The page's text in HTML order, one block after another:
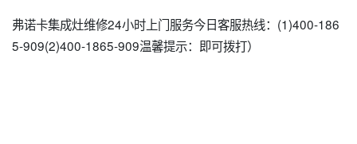
弗诺卡集成灶维修24小时上门服务今日客服热线：(1)400-186
5-909(2)400-1865-909温馨提示：即可拨打）